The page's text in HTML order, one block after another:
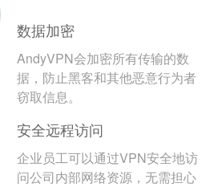
数据加密
AndyVPN会加密所有传输的数
据，防止黑客和其他恶意行为者
窃取信息。
安全远程访问
企业员工可以通过VPN安全地访
问公司内部网络资源，无需担心